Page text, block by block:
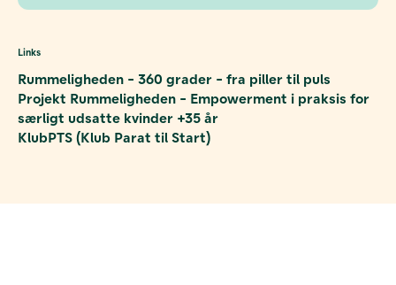
Links
Rummeligheden - 360 grader - fra piller til puls
Projekt Rummeligheden - Empowerment i praksis for
særligt udsatte kvinder +35 år
KlubPTS (Klub Parat til Start)